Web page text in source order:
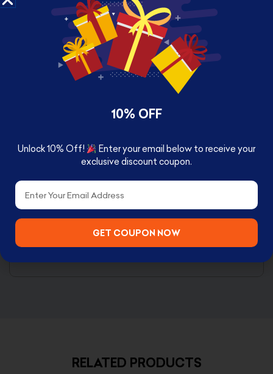
The 400ml (13fl oz) large black ceramic mug is
embossed with the Hawkins High Hellfire Club
logo from the Netflix original series, Stranger
Things. Enjoy this fiery logo adorning the front
along with the horn shaped handle curling up
the side. The mug features an all over
large mug also comes with a matching sticker of
Officially licensed merchandise, this would
make a fantastic gift for any fan of Stranger
RELATED PRODUCTS
10% OFF
Unlock 10% Off!
Enter your email below to receive your
exclusive discount coupon.
Email
GET COUPON NOW